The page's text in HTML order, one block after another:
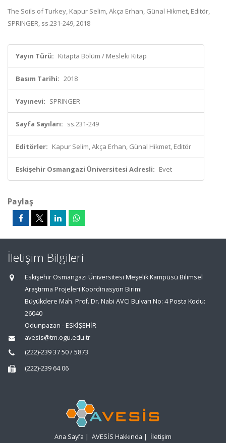
The Soils of Turkey, Kapur Selim, Akça Erhan, Günal Hikmet, Editör,
SPRINGER, ss.231-249, 2018
Yayın Türü: Kitapta Bölüm / Mesleki Kitap
Basım Tarihi: 2018
Yayınevi: SPRINGER
Sayfa Sayıları: ss.231-249
Editörler: Kapur Selim, Akça Erhan, Günal Hikmet, Editör
Eskişehir Osmangazi Üniversitesi Adresli: Evet
Paylaş
İletişim Bilgileri
Eskişehir Osmangazi Üniversitesi Meşelik Kampüsü Bilimsel
Araştırma Projeleri Koordinasyon Birimi
Büyükdere Mah. Prof. Dr. Nabi AVCI Bulvarı No: 4 Posta Kodu:
26040
Odunpazarı - ESKİŞEHİR
avesis@tm.ogu.edu.tr
(222)-239 37 50 / 5873
(222)-239 64 06
Ana Sayfa | AVESİS Hakkında | İletişim